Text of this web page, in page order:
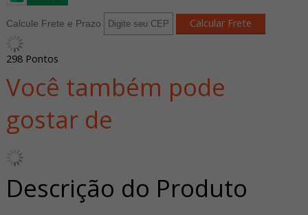
Calcule Frete e Prazo
298 Pontos
Você também pode
gostar de
Descrição do Produto